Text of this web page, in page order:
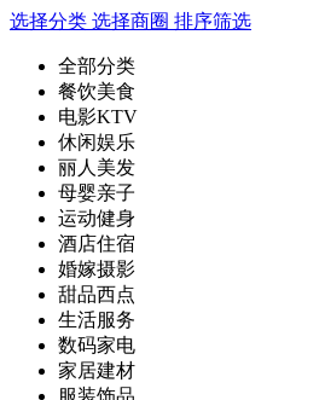
选择分类 选择商圈 排序筛选
全部分类
餐饮美食
电影KTV
休闲娱乐
丽人美发
母婴亲子
运动健身
酒店住宿
婚嫁摄影
甜品西点
生活服务
数码家电
家居建材
服装饰品